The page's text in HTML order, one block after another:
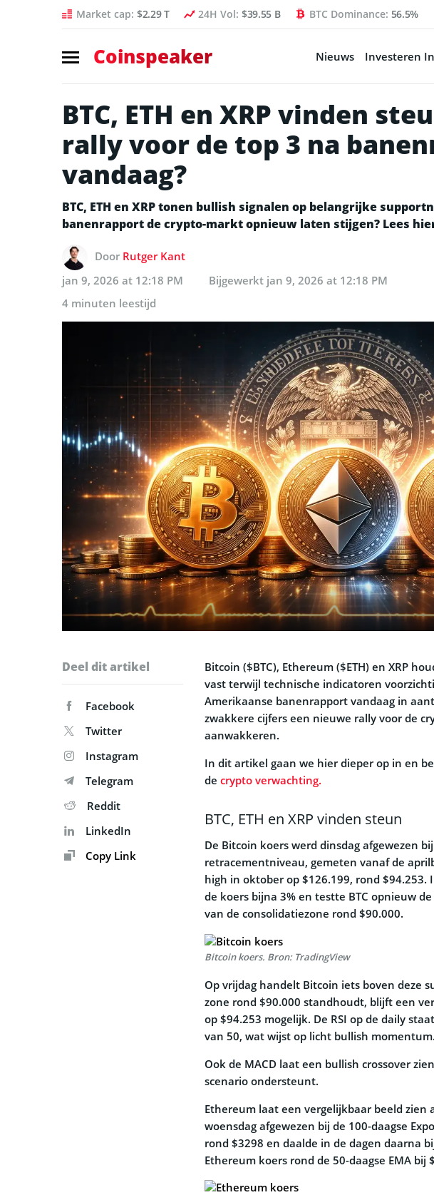
Market cap: $2.29 T 24H Vol: $39.55 B BTC Dominance: 56.5%
Coinspeaker Nieuws Investeren
BTC, ETH en XRP vinden
rally voor de top 3 na
vandaag?
BTC, ETH en XRP tonen bullish signalen op belangrijke
banenrapport de crypto-markt opnieuw laten stijgen? Lees
Door Rutger Kant
jan 9, 2026 at 12:18 PM
Bijgewerkt jan 9, 2026 at 12:18 PM
4 minuten leestijd
Deel dit artikel
Facebook
Twitter
Instagram
Telegram
Reddit
LinkedIn
Copy Link
Bitcoin ($BTC), Ethereum ($ETH) en XRP
vast terwijl technische indicatoren
Amerikaanse banenrapport vandaag in
zwakkere cijfers een nieuwe rally voor de
aanwakkeren.
In dit artikel gaan we hier dieper op in en
de crypto verwachting.
BTC, ETH en XRP vinden steun
De Bitcoin koers werd dinsdag afgewezen
retracementniveau, gemeten vanaf de
high in oktober op $126.199, rond $94.253.
de koers bijna 3% en testte BTC opnieuw
van de consolidatiezone rond $90.000.
Bitcoin koers. Bron: TradingView
Op vrijdag handelt Bitcoin iets boven deze
zone rond $90.000 standhoudt, blijft een
op $94.253 mogelijk. De RSI op de daily
van 50, wat wijst op licht bullish momentum.
Ook de MACD laat een bullish crossover
scenario ondersteunt.
Ethereum laat een vergelijkbaar beeld zien
woensdag afgewezen bij de 100-daagse
rond $3298 en daalde in de dagen daarna
Ethereum koers rond de 50-daagse EMA bij